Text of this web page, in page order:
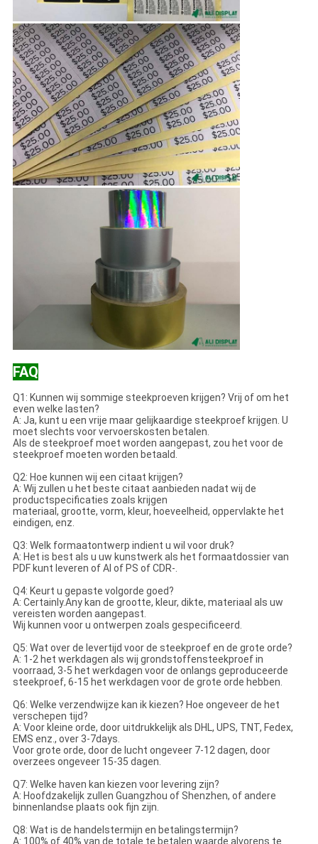
FAQ
Q1: Kunnen wij sommige steekproeven krijgen? Vrij of om het
even welke lasten?
A: Ja, kunt u een vrije maar gelijkaardige steekproef krijgen. U
moet slechts voor vervoerskosten betalen.
Als de steekproef moet worden aangepast, zou het voor de
steekproef moeten worden betaald.
Q2: Hoe kunnen wij een citaat krijgen?
A: Wij zullen u het beste citaat aanbieden nadat wij de
productspecificaties zoals krijgen
materiaal, grootte, vorm, kleur, hoeveelheid, oppervlakte het
eindigen, enz.
Q3: Welk formaatontwerp indient u wil voor druk?
A: Het is best als u uw kunstwerk als het formaatdossier van
PDF kunt leveren of AI of PS of CDR-.
Q4: Keurt u gepaste volgorde goed?
A: Certainly.Any kan de grootte, kleur, dikte, materiaal als uw
vereisten worden aangepast.
Wij kunnen voor u ontwerpen zoals gespecificeerd.
Q5: Wat over de levertijd voor de steekproef en de grote orde?
A: 1-2 het werkdagen als wij grondstoffensteekproef in
voorraad, 3-5 het werkdagen voor de onlangs geproduceerde
steekproef, 6-15 het werkdagen voor de grote orde hebben.
Q6: Welke verzendwijze kan ik kiezen? Hoe ongeveer de het
verschepen tijd?
A: Voor kleine orde, door uitdrukkelijk als DHL, UPS, TNT, Fedex,
EMS enz., over 3-7days.
Voor grote orde, door de lucht ongeveer 7-12 dagen, door
overzees ongeveer 15-35 dagen.
Q7: Welke haven kan kiezen voor levering zijn?
A: Hoofdzakelijk zullen Guangzhou of Shenzhen, of andere
binnenlandse plaats ook fijn zijn.
Q8: Wat is de handelstermijn en betalingstermijn?
A: 100% of 40% van de totale te betalen waarde alvorens te